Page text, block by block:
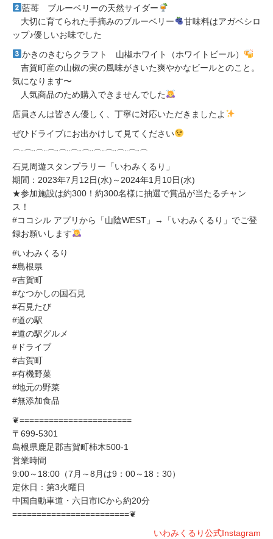
藍苺 ブルーベリーの天然サイダー
大切に育てられた手摘みのブルーベリー
甘味料はアガベシロ
ップ♪優しいお味でした
かきのきむらクラフト 山椒ホワイト（ホワイトビール）
吉賀町産の山椒の実の風味がきいた爽やかなビールとのこと。
気になります〜
人気商品のため購入できませんでした
店員さんは皆さん優しく、丁寧に対応いただきましたよ
ぜひドライブにお出かけして見てください
⌒¨⌒¨⌒¨⌒¨⌒¨⌒¨⌒¨⌒¨⌒¨⌒¨⌒¨⌒
石見周遊スタンプラリー「いわみくるり」
期間：2023年7月12日(水)～2024年1月10日(水)
★参加施設は約300！約300名様に抽選で賞品が当たるチャン
ス！
#ココシル アプリから「山陰WEST」→「いわみくるり」でご登
録お願いします
#いわみくるり
#島根県
#吉賀町
#なつかしの国石見
#石見たび
#道の駅
#道の駅グルメ
#ドライブ
#吉賀町
#有機野菜
#地元の野菜
#無添加食品
❦=======================
〒699-5301
島根県鹿足郡吉賀町柿木500-1
営業時間
9:00～18:00（7月～8月は9：00～18：30）
定休日：第3火曜日
中国自動車道・六日市ICから約20分
========================❦
いわみくるり公式Instagram